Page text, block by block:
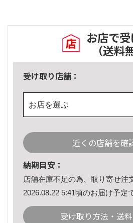
お店で
（送料
受け取り店舗：
お店を選ぶ
近くの店舗を確
納期目安：
店舗在庫不足の為、取り寄せ注
2026.08.22 5:41頃のお届け予定
受け取り方法・送